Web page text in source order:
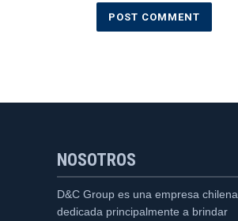
NOSOTROS
D&C Group es una empresa chilena
dedicada principalmente a brindar